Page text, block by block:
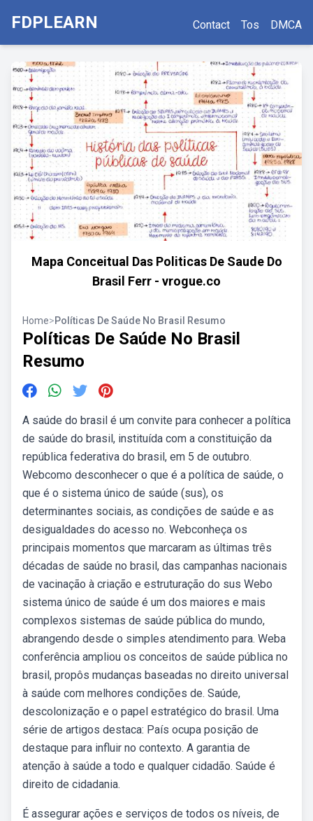
FDPLEARN Contact Tos DMCA
Mapa Conceitual Das Politicas De Saude Do
Brasil Ferr - vrogue.co
Home>Políticas De Saúde No Brasil Resumo
Políticas De Saúde No Brasil
Resumo
A saúde do brasil é um convite para conhecer a política
de saúde do brasil, instituída com a constituição da
república federativa do brasil, em 5 de outubro.
Webcomo desconhecer o que é a política de saúde, o
que é o sistema único de saúde (sus), os
determinantes sociais, as condições de saúde e as
desigualdades do acesso no. Webconheça os
principais momentos que marcaram as últimas três
décadas de saúde no brasil, das campanhas nacionais
de vacinação à criação e estruturação do sus Webo
sistema único de saúde é um dos maiores e mais
complexos sistemas de saúde pública do mundo,
abrangendo desde o simples atendimento para. Weba
conferência ampliou os conceitos de saúde pública no
brasil, propôs mudanças baseadas no direito universal
à saúde com melhores condições de. Saúde,
descolonização e o papel estratégico do brasil. Uma
série de artigos destaca: País ocupa posição de
destaque para influir no contexto. A garantia de
atenção à saúde a todo e qualquer cidadão. Saúde é
direito de cidadania.
É assegurar ações e serviços de todos os níveis, de